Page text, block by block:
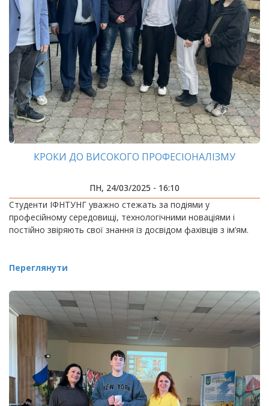
КРОКИ ДО ВИСОКОГО ПРОФЕСІОНАЛІЗМУ
ПН, 24/03/2025 - 16:10
Студенти ІФНТУНГ уважно стежать за подіями у
професійному середовищі, технологічними новаціями і
постійно звіряють свої знання із досвідом фахівців з ім’ям.
Переглянути